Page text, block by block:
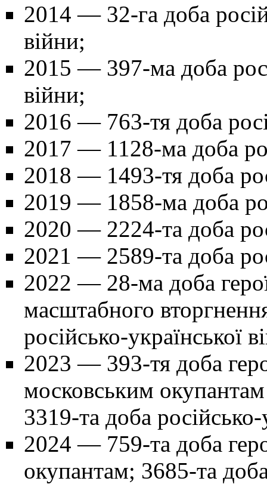
2014 — 32-га доба
війни;
2015 — 397-ма доба
війни;
2016 — 763-тя доба
2017 — 1128-ма доба
2018 — 1493-тя доба
2019 — 1858-ма доба
2020 — 2224-та доба
2021 — 2589-та доба
2022 — 28-ма доба
масштабного
російсько-української
2023 — 393-тя доба
московським
3319-та доба російсько-
2024 — 759-та доба
окупантам; 3685-та